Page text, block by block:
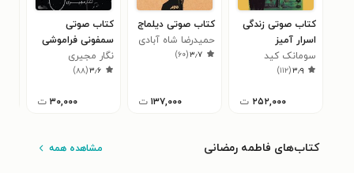
کتاب صوتی زندگی
اسرار آمیز
سومانک کید
۳٫۹(۱۱۲)
۲۵۲,۰۰۰ ت
کتاب صوتی دیلماج
حمیدرضا شاه آبادی
۳٫۷(۶۰)
۱۳۷,۰۰۰ ت
کتاب صوتی
سمفونی فراموشی
نگار مجیری
۳٫۶(۸۸)
۳۰,۰۰۰ ت
کتاب‌های فاطمه رمضانی مشاهده همه